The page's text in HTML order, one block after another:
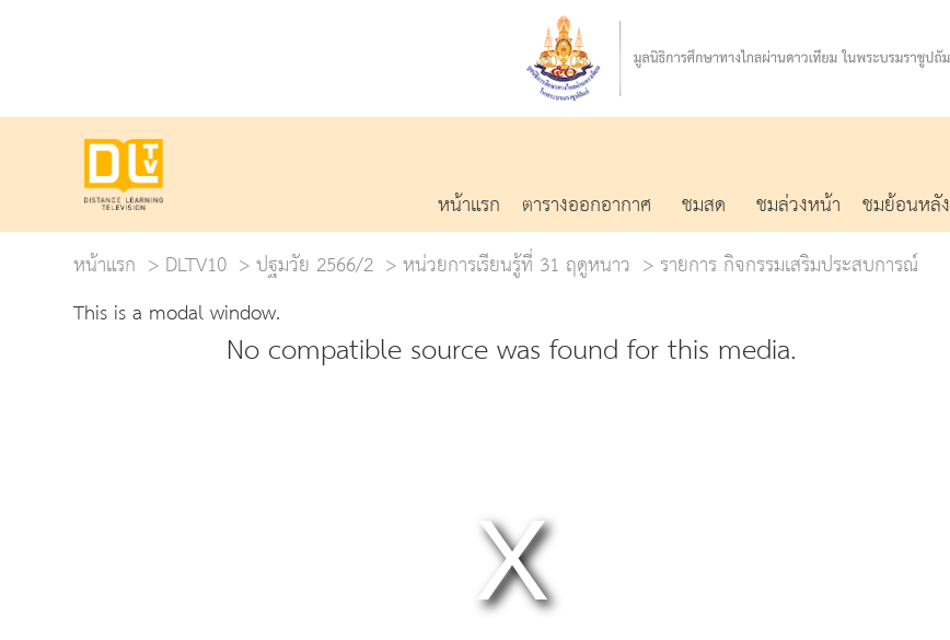
หน้าแรก ตารางออกอากาศ ชมสด ชมล่วงหน้า ชมย้อนหลัง
หน้าแรก
DLTV10 ปฐมวัย 2566/2 หน่วยการเรียนรู้ที่ 31 ฤดูหนาว
รายการ กิจกรรมเสริมประสบการณ์
This is a modal window.
No compatible source was found for this media.